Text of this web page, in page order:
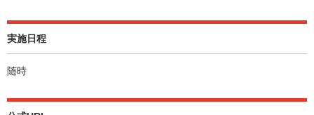
実施日程
随時